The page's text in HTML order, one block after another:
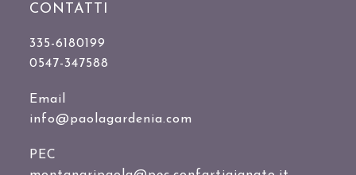
CONTATTI
335-6180199
0547-347588
Email
info@paolagardenia.com
PEC